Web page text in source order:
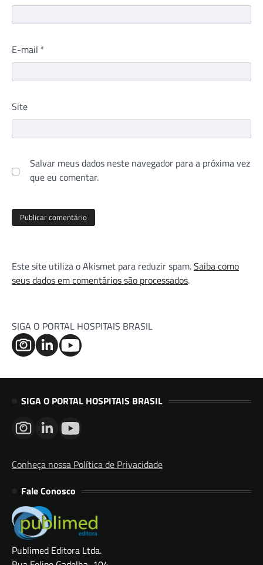
E-mail *
Site
Salvar meus dados neste navegador para a próxima vez
que eu comentar.
Este site utiliza o Akismet para reduzir spam.Saiba como
seus dados em comentários são processados.
SIGA O PORTAL HOSPITAIS BRASIL
SIGA O PORTAL HOSPITAIS BRASIL
Conheça nossa Política de Privacidade
Fale Conosco
Publimed Editora Ltda.